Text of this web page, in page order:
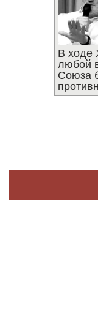
В ходе
любой
Союза